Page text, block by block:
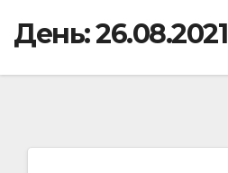
День:26.08.2021